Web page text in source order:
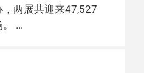
两展共迎来47,527